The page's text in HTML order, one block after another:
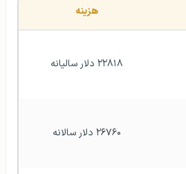
هزینه
۲۲۸۱۸ دلار سالیانه
۲۶۷۶۰ دلار سالانه